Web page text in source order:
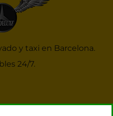
y taxi en Barcelona.
24/7.